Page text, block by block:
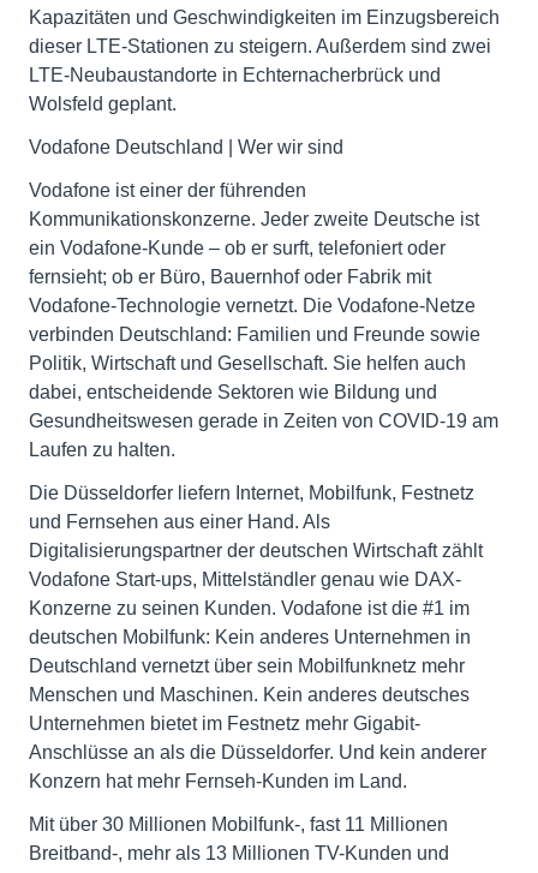
Kapazitäten und Geschwindigkeiten im Einzugsbereich
dieser LTE-Stationen zu steigern. Außerdem sind zwei
LTE-Neubaustandorte in Echternacherbrück und
Wolsfeld geplant.
Vodafone Deutschland | Wer wir sind
Vodafone ist einer der führenden
Kommunikationskonzerne. Jeder zweite Deutsche ist
ein Vodafone-Kunde – ob er surft, telefoniert oder
fernsieht; ob er Büro, Bauernhof oder Fabrik mit
Vodafone-Technologie vernetzt. Die Vodafone-Netze
verbinden Deutschland: Familien und Freunde sowie
Politik, Wirtschaft und Gesellschaft. Sie helfen auch
dabei, entscheidende Sektoren wie Bildung und
Gesundheitswesen gerade in Zeiten von COVID-19 am
Laufen zu halten.
Die Düsseldorfer liefern Internet, Mobilfunk, Festnetz
und Fernsehen aus einer Hand. Als
Digitalisierungspartner der deutschen Wirtschaft zählt
Vodafone Start-ups, Mittelständler genau wie DAX-
Konzerne zu seinen Kunden. Vodafone ist die #1 im
deutschen Mobilfunk: Kein anderes Unternehmen in
Deutschland vernetzt über sein Mobilfunknetz mehr
Menschen und Maschinen. Kein anderes deutsches
Unternehmen bietet im Festnetz mehr Gigabit-
Anschlüsse an als die Düsseldorfer. Und kein anderer
Konzern hat mehr Fernseh-Kunden im Land.
Mit über 30 Millionen Mobilfunk-, fast 11 Millionen
Breitband-, mehr als 13 Millionen TV-Kunden und